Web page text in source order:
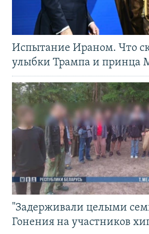
Испытание Ираном. Что
улыбки Трампа и принца
"Задерживали целыми
Гонения на участников